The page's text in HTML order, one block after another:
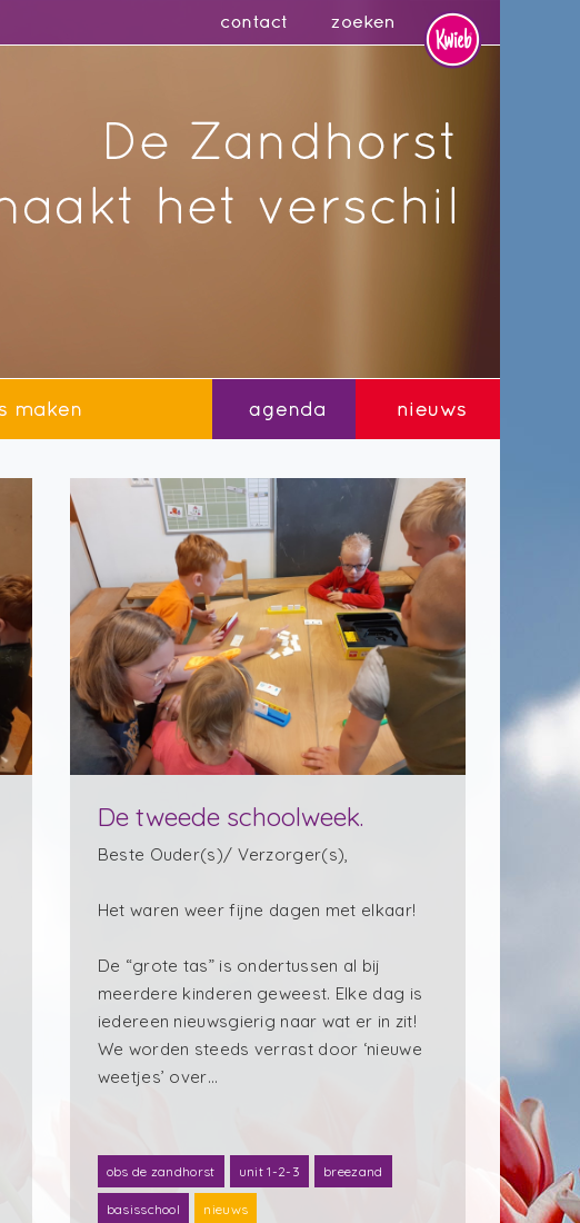
De tweede schoolweek.
Beste Ouder(s)/ Verzorger(s),
Het waren weer fijne dagen met elkaar!
De “grote tas” is ondertussen al bij
meerdere kinderen geweest. Elke dag is
iedereen nieuwsgierig naar wat er in zit!
We worden steeds verrast door ‘nieuwe
weetjes’ over…
obs de zandhorst unit 1-2-3 breezand
basisschool nieuws